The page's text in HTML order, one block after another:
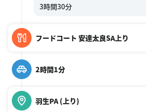
フードコート 安達太良SA上り
2時間1分
羽生PA (上り)